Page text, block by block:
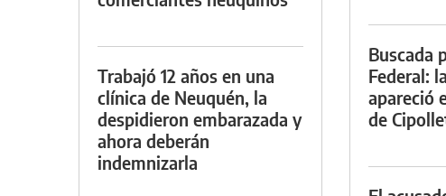
Trabajó 12 años en una
clínica de Neuquén, la
despidieron embarazada y
ahora deberán
indemnizarla
Buscada
Federal:
apareció
de